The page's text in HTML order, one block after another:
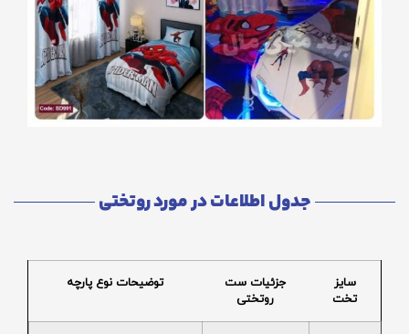
جدول اطلاعات در مورد روتختی
سایز
تخت
جزئیات ست
روتختی
توضیحات نوع پارچه